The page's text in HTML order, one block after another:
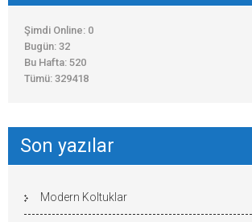
Şimdi Online: 0
Bugün: 32
Bu Hafta: 520
Tümü: 329418
Son yazılar
Modern Koltuklar